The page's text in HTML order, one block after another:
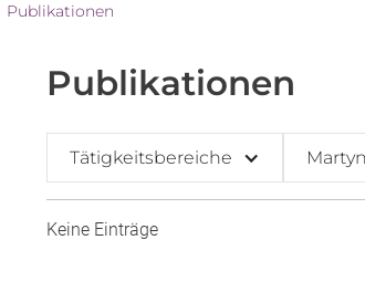
Publikationen
Publikationen
Tätigkeitsbereiche
Keine Einträge